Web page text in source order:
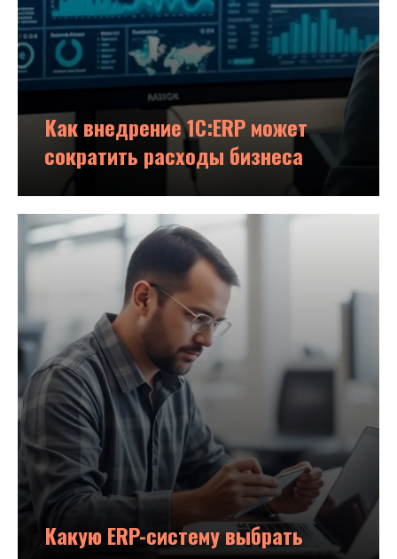
Как внедрение 1С:ERP может
сократить расходы бизнеса
Какую ERP-систему выбрать